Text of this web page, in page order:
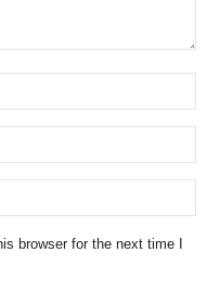
browser for the next time I